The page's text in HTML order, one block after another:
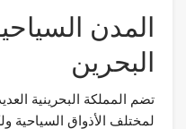
المدن
البحرين
تضم المملكة البحرينية
لمختلف الأذواق السياحية